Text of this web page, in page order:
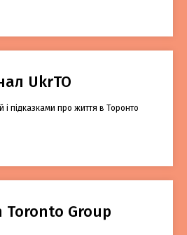
UkrTO
і підказками про життя в Торонто
Toronto Group